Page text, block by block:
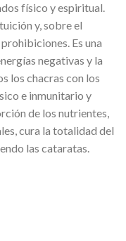
físico y espiritual.
y, sobre el
Es una
negativas y la
los chacras con los
e inmunitario y
de los nutrientes,
cura la totalidad del
las cataratas.